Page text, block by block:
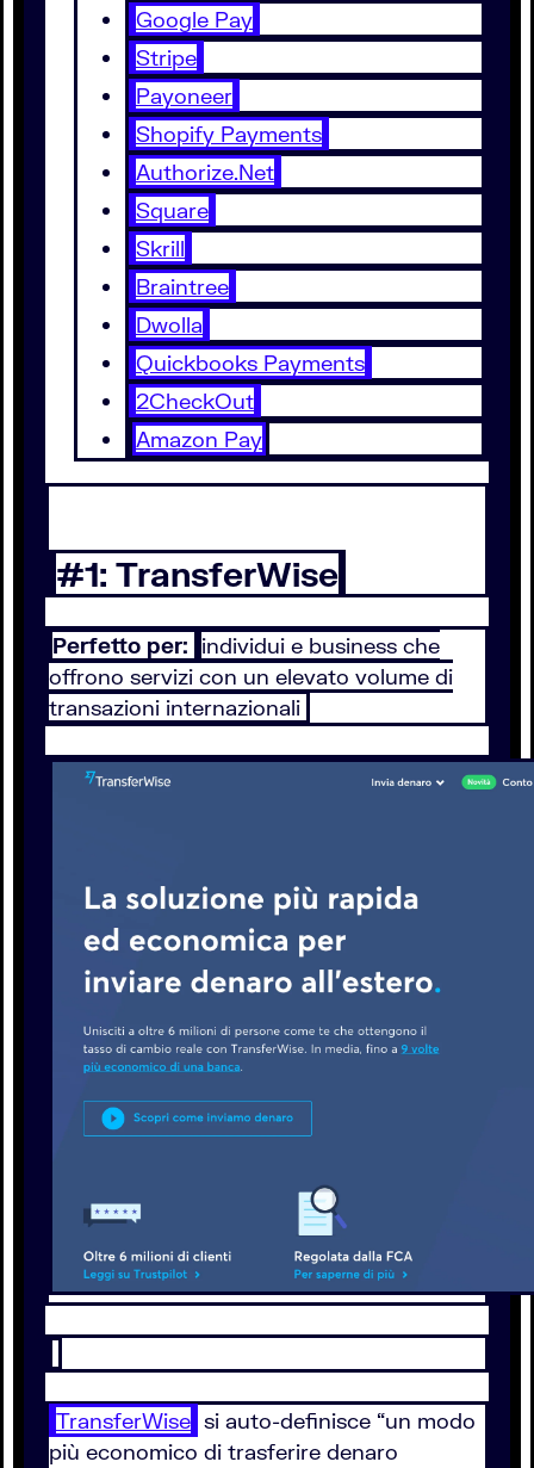
Google Pay
Stripe
Payoneer
Shopify Payments
Authorize.Net
Square
Skrill
Braintree
Dwolla
Quickbooks Payments
2CheckOut
Amazon Pay
#1: TransferWise
Perfetto per: individui e business che
offrono servizi con un elevato volume di
transazioni internazionali
TransferWise si auto-definisce “un modo
più economico di trasferire denaro